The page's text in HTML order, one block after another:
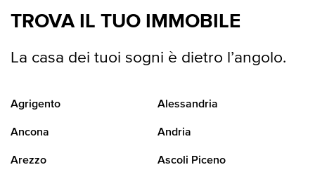
TROVA IL TUO IMMOBILE
La casa dei tuoi sogni è dietro l’angolo.
Agrigento Alessandria
Ancona Andria
Arezzo Ascoli Piceno